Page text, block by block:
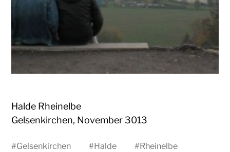
Halde Rheinelbe
Gelsenkirchen, November 3013
#Gelsenkirchen #Halde #Rheinelbe